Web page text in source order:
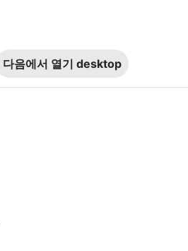
다음에서 열기 desktop